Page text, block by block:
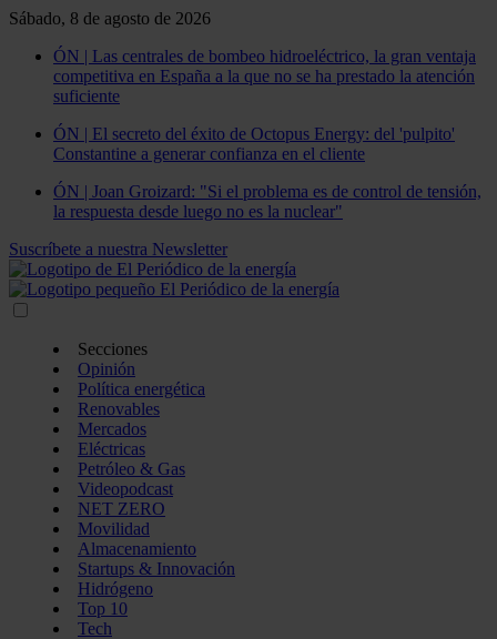
Sábado, 8 de agosto de 2026
ÓN | Las centrales de bombeo hidroeléctrico, la gran ventaja
competitiva en España a la que no se ha prestado la atención
suficiente
ÓN | El secreto del éxito de Octopus Energy: del 'pulpito'
Constantine a generar confianza en el cliente
ÓN | Joan Groizard: "Si el problema es de control de tensión,
la respuesta desde luego no es la nuclear"
Suscríbete a nuestra Newsletter
Secciones
Opinión
Política energética
Renovables
Mercados
Eléctricas
Petróleo & Gas
Videopodcast
NET ZERO
Movilidad
Almacenamiento
Startups & Innovación
Hidrógeno
Top 10
Tech